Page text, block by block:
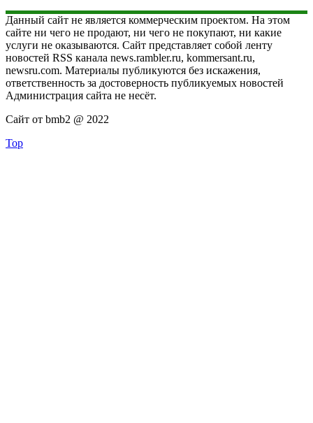
Данный сайт не является коммерческим проектом. На этом
сайте ни чего не продают, ни чего не покупают, ни какие
услуги не оказываются. Сайт представляет собой ленту
новостей RSS канала news.rambler.ru, kommersant.ru,
newsru.com. Материалы публикуются без искажения,
ответственность за достоверность публикуемых новостей
Администрация сайта не несёт.
Сайт от bmb2 @ 2022
Top